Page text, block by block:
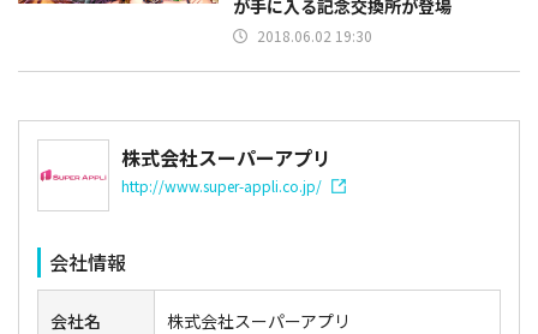
が手に入る記念交換所が登場
2018.06.02 19:30
株式会社スーパーアプリ
http://www.super-appli.co.jp/
会社情報
会社名 株式会社スーパーアプリ